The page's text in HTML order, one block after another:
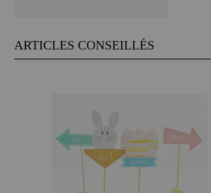
ARTICLES CONSEILLÉS